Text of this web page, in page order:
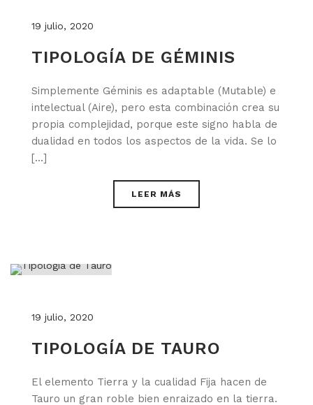
19 julio, 2020
TIPOLOGÍA DE GÉMINIS
Simplemente Géminis es adaptable (Mutable) e
intelectual (Aire), pero esta combinación crea su
propia complejidad, porque este signo habla de
dualidad en todos los aspectos de la vida. Se lo
[...]
LEER MÁS
19 julio, 2020
TIPOLOGÍA DE TAURO
El elemento Tierra y la cualidad Fija hacen de
Tauro un gran roble bien enraizado en la tierra.